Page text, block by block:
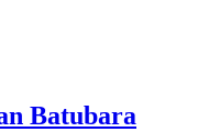
Batubara